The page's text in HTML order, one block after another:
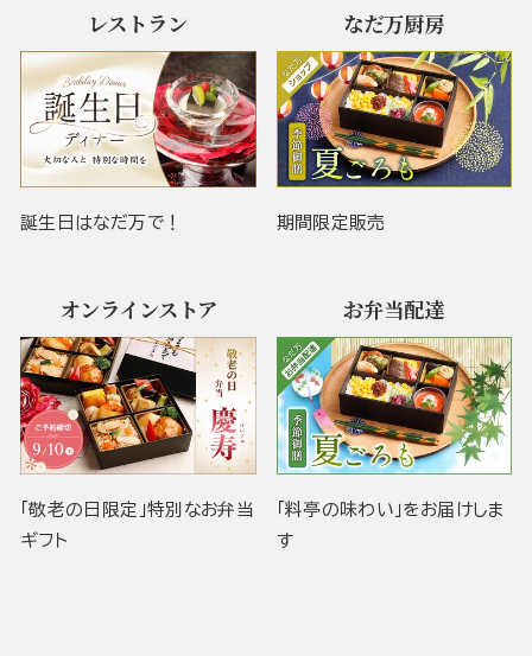
レストラン
誕生日はなだ万で！
なだ万厨房
期間限定販売
オンラインストア
「敬老の日限定」特別なお弁当
ギフト
お弁当配達
「料亭の味わい」をお届けしま
す